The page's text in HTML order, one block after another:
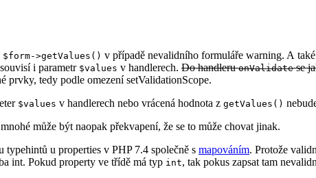
$form->getValues() v případě nevalidního formuláře warning. A
i parametr $values v handlerech. Do handleruonValidatese
prvky, tedy podle omezení setValidationScope.
$values v handlerech nebo vrácená hodnota z getValues()
může být naopak překvapení, že se to může chovat jinak.
typehintů u properties v PHP 7.4 společně s mapováním. Protože
int. Pokud property ve třídě má typ int, tak pokus zapsat tam